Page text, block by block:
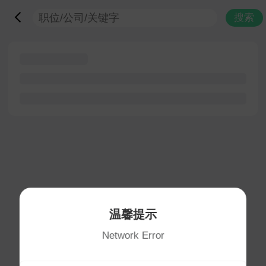
搜索
温馨提示
Network Error